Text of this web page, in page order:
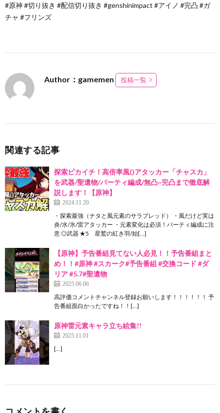
#原神 #切り抜き #配信切り抜き #genshinimpact #アイノ #完凸 #ガ
チャ #フリンズ
Author：gamemen 投稿一覧
関連する記事
探索ピカイチ！高倍率風()アタッカー「チャスカ」
を武器/聖遺物/パーティ編成/無凸~完凸まで徹底解
説します！【原神】
2024.11.20
・探索最強（ナタと風元素のサラブレッド） ・風だけど実は
炎/水/氷/雷アタッカー ・元素変化は必須！パーティ編成に注
意 ◎武器 ★5 星鷲の紅き羽/始[…]
【原神】予告番組見てない人必見！！予告番組まと
め！！#原神 #スカーク#予告番組 #交換コード #ダ
リア #5.7#聖遺物
2025.06.06
高評価コメントチャンネル登録お願いします！！！！！！ 予
告番組面白かったですね！！[…]
原神雷元素キャラ立ち絵集!!
2025.11.01
[…]
コメントを書く